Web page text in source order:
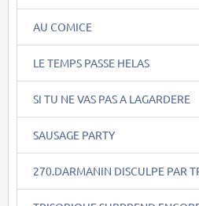
AU COMICE
LE TEMPS PASSE HELAS
SI TU NE VAS PAS A LAGARDERE
SAUSAGE PARTY
270.DARMANIN DISCULPE PAR